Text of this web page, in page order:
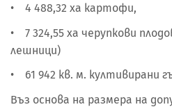
• 4 488,32 ха картофи,
• 7 324,55 ха черупкови
лешници)
• 61 942 кв. м. култивирани
Въз основа на размера на